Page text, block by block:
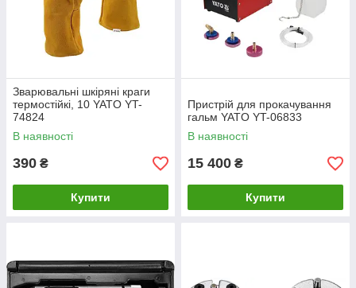
Зварювальні шкіряні краги
термостійкі, 10 YATO YT-
74824
В наявності
390 ₴
Купити
Пристрій для прокачування
гальм YATO YT-06833
В наявності
15 400 ₴
Купити